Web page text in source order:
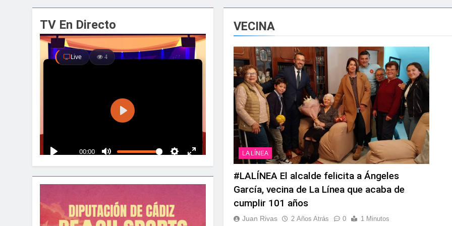
Santa Bárbara acoge el circuito nacional de vóley playa tres estrellas y el
1 Semana Atrás
La Línea albergará el Campeonato de Europa de Beach Sprint 2026 con más
Parques y Jardines lleva a cabo trabajos de mejora y mantenimiento en las
La Velada y Fiestas 2026 echa el cierre con éxito rotundo
La Mancomunidad y el Banco de Alimentos del Campo de Gibraltar renuevan
1 Semana Atrás
Tráfico especial para despedir la feria. Ojo si vas a Santa Bárbara
2 Semanas Atrás
La feria se despide por todo lo alto: Antonio José, fuegos artificiales y música
TV En Directo VECINA
LA LÍNEA
#LALÍNEA El alcalde felicita a Ángeles
García, vecina de La Línea que acaba de
cumplir 101 años
Juan Rivas 2 Años Atrás 0 1 Minutos